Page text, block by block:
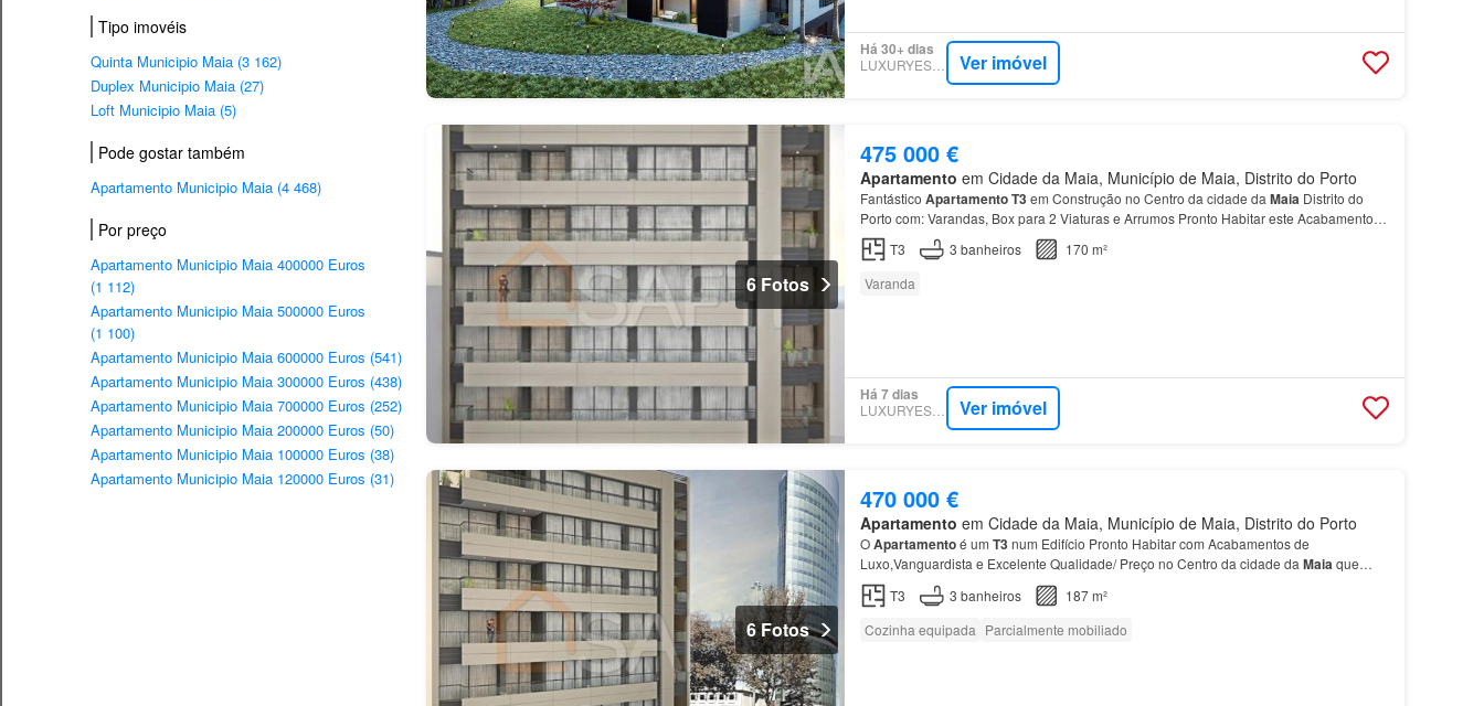
Tipo imovéis
Quinta Municipio Maia (3 162)
Duplex Municipio Maia (27)
Loft Municipio Maia (5)
Pode gostar também
Apartamento Municipio Maia (4 468)
Por preço
Apartamento Municipio Maia 400000 Euros
(1 112)
Apartamento Municipio Maia 500000 Euros
(1 100)
Apartamento Municipio Maia 600000 Euros (541)
Apartamento Municipio Maia 300000 Euros (438)
Apartamento Municipio Maia 700000 Euros (252)
Apartamento Municipio Maia 200000 Euros (50)
Apartamento Municipio Maia 100000 Euros (38)
Apartamento Municipio Maia 120000 Euros (31)
Há 30+ dias
LUXURYESTATE Ver imóvel
6 Fotos
475 000 €
Apartamento em Cidade da Maia, Município de Maia, Distrito do Porto
Fantástico ApartamentoT3em Construção no Centro da cidade da Maia Distrito do
Porto com: Varandas, Box para 2 Viaturas e Arrumos Pronto Habitar este Acabamentos
de Luxo e com uma Arquitetura Vanguardista e Moderna,fica situ…
T3 3 banheiros
170 m²
Varanda
Há 7 dias
LUXURYESTATE Ver imóvel
6 Fotos
470 000 €
Apartamento em Cidade da Maia, Município de Maia, Distrito do Porto
OApartamentoé um T3num Edifício Pronto Habitar com Acabamentos de
Luxo,Vanguardista e Excelente Qualidade/ Preço no Centro da cidade da Maiaque
resumindo É constiuído por 6 pisos com
T3 3 banheiros
187 m²
Cozinha equipada Parcialmente mobiliado